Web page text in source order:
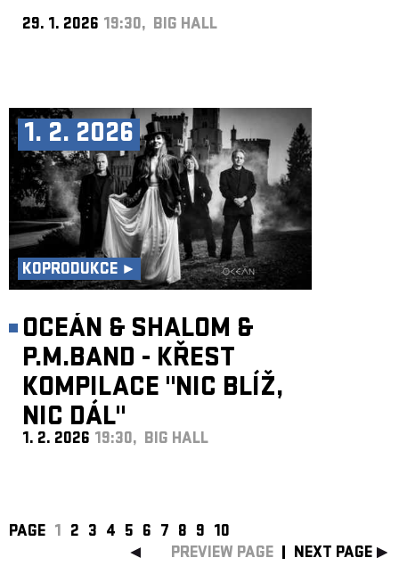
29. 1. 2026 19:30, BIG HALL
1. 2. 2026
KOPRODUKCE ►
OCEÁN & SHALOM &
P.M.BAND - KŘEST
KOMPILACE "NIC BLÍŽ,
NIC DÁL"
1. 2. 2026 19:30, BIG HALL
PAGE 1 2 3 4 5 6 7 8 9 10
PREVIEW PAGE
NEXT PAGE